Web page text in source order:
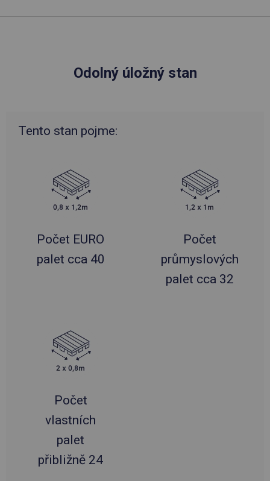
Odolný úložný stan
Tento stan pojme:
Počet EURO
palet cca 40
Počet
průmyslových
palet cca 32
Počet
vlastních
palet
přibližně 24